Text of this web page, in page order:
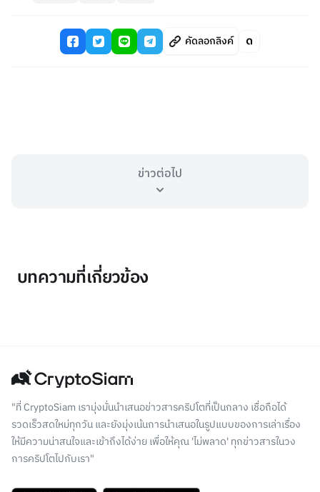
คัดลอกลิงค์
ข่าวต่อไป
บทความที่เกี่ยวข้อง
"ที่ CryptoSiam เรามุ่งมั่นนำเสนอข่าวสารคริปโตที่เป็นกลาง เชื่อถือได้
รวดเร็วสดใหม่ทุกวัน และยังมุ่งเน้นการนำเสนอในรูปแบบของการเล่าเรื่อง
ให้มีความน่าสนใจและเข้าถึงได้ง่าย เพื่อให้คุณ 'ไม่พลาด' ทุกข่าวสารในวง
การคริปโตไปกับเรา"